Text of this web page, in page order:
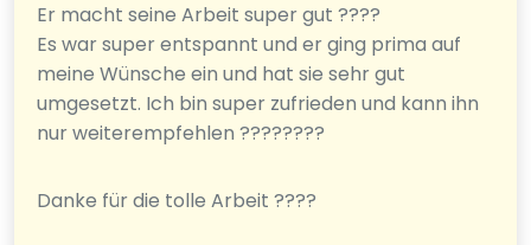
Er macht seine Arbeit super gut ????
Es war super entspannt und er ging prima auf
meine Wünsche ein und hat sie sehr gut
umgesetzt. Ich bin super zufrieden und kann ihn
nur weiterempfehlen ????????
Danke für die tolle Arbeit ????